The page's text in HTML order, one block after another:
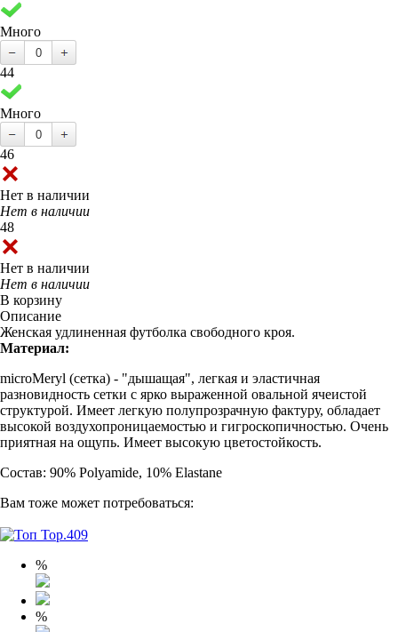
Много
44
Много
46
Нет в наличии
Нет в наличии
48
Нет в наличии
Нет в наличии
В корзину
Описание
Женская удлиненная футболка свободного кроя.
Материал:
microMeryl (сетка) - "дышащая", легкая и эластичная
разновидность сетки с ярко выраженной овальной ячеистой
структурой. Имеет легкую полупрозрачную фактуру, обладает
высокой воздухопроницаемостью и гигроскопичностью. Очень
приятная на ощупь. Имеет высокую цветостойкость.
Состав: 90% Polyamide, 10% Elastane
Вам тоже может потребоваться:
%
%